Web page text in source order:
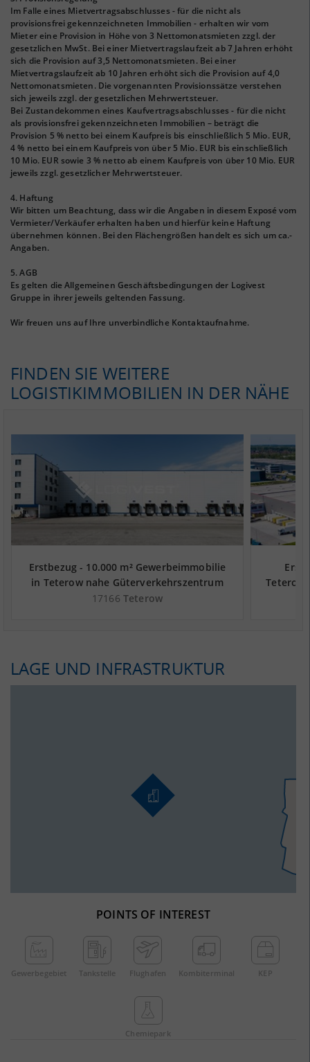
Im Falle eines Mietvertragsabschlusses - für die nicht als
provisionsfrei gekennzeichneten Immobilien - erhalten wir vom
Mieter eine Provision in Höhe von 3 Nettomonatsmieten zzgl. der
gesetzlichen MwSt. Bei einer Mietvertragslaufzeit ab 7 Jahren erhöht
sich die Provision auf 3,5 Nettomonatsmieten. Bei einer
Mietvertragslaufzeit ab 10 Jahren erhöht sich die Provision auf 4,0
Nettomonatsmieten. Die vorgenannten Provisionssätze verstehen
sich jeweils zzgl. der gesetzlichen Mehrwertsteuer.
Bei Zustandekommen eines Kaufvertragsabschlusses - für die nicht
als provisionsfrei gekennzeichneten Immobilien – beträgt die
Provision 5 % netto bei einem Kaufpreis bis einschließlich 5 Mio. EUR,
4 % netto bei einem Kaufpreis von über 5 Mio. EUR bis einschließlich
10 Mio. EUR sowie 3 % netto ab einem Kaufpreis von über 10 Mio. EUR
jeweils zzgl. gesetzlicher Mehrwertsteuer.
4. Haftung
Wir bitten um Beachtung, dass wir die Angaben in diesem Exposé vom
Vermieter/Verkäufer erhalten haben und hierfür keine Haftung
übernehmen können. Bei den Flächengrößen handelt es sich um ca.-
Angaben.
5. AGB
Es gelten die Allgemeinen Geschäftsbedingungen der Logivest
Gruppe in ihrer jeweils geltenden Fassung.
Wir freuen uns auf Ihre unverbindliche Kontaktaufnahme.
FINDEN SIE WEITERE
LOGISTIKIMMOBILIEN IN DER NÄHE
Erstbezug - 10.000 m² Gewerbeimmobilie
in Teterow nahe Güterverkehrszentrum
GVZ Rostock - Landkreis Rostock
17166 Teterow
Teterow
LAGE UND INFRASTRUKTUR
POINTS OF INTEREST
Gewerbe­gebiet Tankstelle Flughafen Kombi­terminal KEP
Chemie­park